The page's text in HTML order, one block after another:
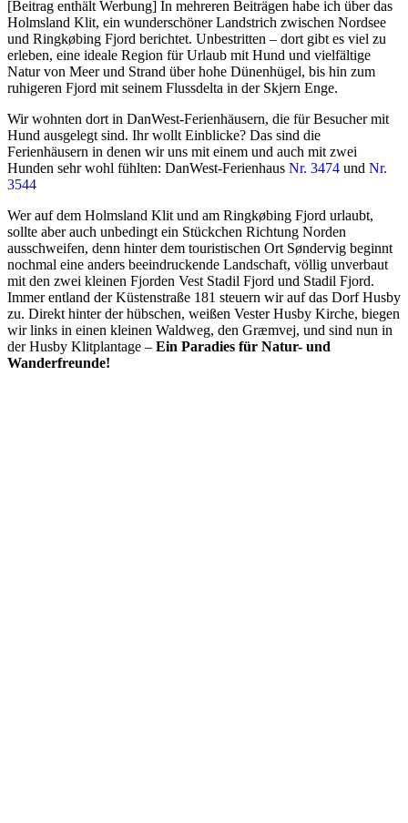
[Beitrag enthält Werbung] In mehreren Beiträgen habe ich über das
Holmsland Klit, ein wunderschöner Landstrich zwischen Nordsee
und Ringkøbing Fjord berichtet. Unbestritten – dort gibt es viel zu
erleben, eine ideale Region für Urlaub mit Hund und vielfältige
Natur von Meer und Strand über hohe Dünenhügel, bis hin zum
ruhigeren Fjord mit seinem Flussdelta in der Skjern Enge.
Wir wohnten dort in DanWest-Ferienhäusern, die für Besucher mit
Hund ausgelegt sind. Ihr wollt Einblicke? Das sind die
Ferienhäusern in denen wir uns mit einem und auch mit zwei
Hunden sehr wohl fühlten: DanWest-Ferienhaus Nr. 3474 und Nr.
3544
Wer auf dem Holmsland Klit und am Ringkøbing Fjord urlaubt,
sollte aber auch unbedingt ein Stückchen Richtung Norden
ausschweifen, denn hinter dem touristischen Ort Søndervig beginnt
nochmal eine anders beeindruckende Landschaft, völlig unverbaut
mit den zwei kleinen Fjorden Vest Stadil Fjord und Stadil Fjord.
Immer entland der Küstenstraße 181 steuern wir auf das Dorf Husby
zu. Direkt hinter der hübschen, weißen Vester Husby Kirche, biegen
wir links in einen kleinen Waldweg, den Græmvej, und sind nun in
der Husby Klitplantage – Ein Paradies für Natur- und
Wanderfreunde!